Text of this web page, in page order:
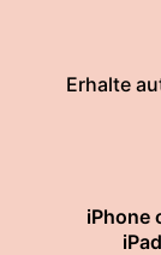
Erhalte
iPhone
iPad